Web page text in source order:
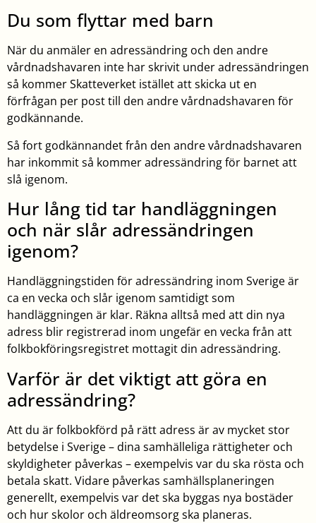
Du som flyttar med barn
När du anmäler en adressändring och den andre
vårdnadshavaren inte har skrivit under adressändringen
så kommer Skatteverket istället att skicka ut en
förfrågan per post till den andre vårdnadshavaren för
godkännande.
Så fort godkännandet från den andre vårdnadshavaren
har inkommit så kommer adressändring för barnet att
slå igenom.
Hur lång tid tar handläggningen
och när slår adressändringen
igenom?
Handläggningstiden för adressändring inom Sverige är
ca en vecka och slår igenom samtidigt som
handläggningen är klar. Räkna alltså med att din nya
adress blir registrerad inom ungefär en vecka från att
folkbokföringsregistret mottagit din adressändring.
Varför är det viktigt att göra en
adressändring?
Att du är folkbokförd på rätt adress är av mycket stor
betydelse i Sverige – dina samhälleliga rättigheter och
skyldigheter påverkas – exempelvis var du ska rösta och
betala skatt. Vidare påverkas samhällsplaneringen
generellt, exempelvis var det ska byggas nya bostäder
och hur skolor och äldreomsorg ska planeras.